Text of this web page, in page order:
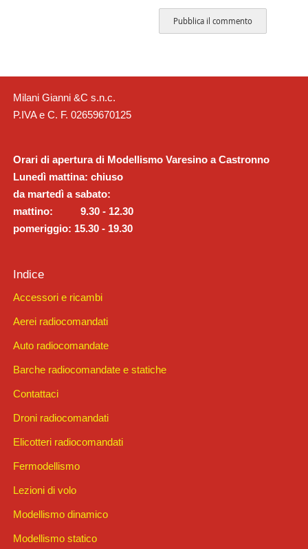
Milani Gianni &C s.n.c.
P.IVA e C. F. 02659670125
Orari di apertura di Modellismo Varesino a Castronno
Lunedì mattina: chiuso
da martedì a sabato:
mattino: 9.30 - 12.30
pomeriggio: 15.30 - 19.30
Indice
Accessori e ricambi
Aerei radiocomandati
Auto radiocomandate
Barche radiocomandate e statiche
Contattaci
Droni radiocomandati
Elicotteri radiocomandati
Fermodellismo
Lezioni di volo
Modellismo dinamico
Modellismo statico